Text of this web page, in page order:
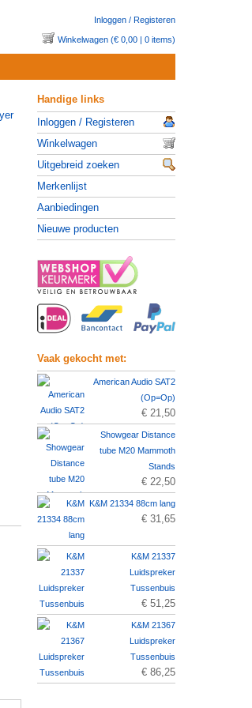
Inloggen / Registeren
Winkelwagen (€ 0,00 | 0 items)
Handige links
Inloggen / Registeren
Winkelwagen
Uitgebreid zoeken
Merkenlijst
Aanbiedingen
Nieuwe producten
Vaak gekocht met:
American Audio SAT2
(Op=Op)
€ 21,50
Showgear Distance
tube M20 Mammoth
Stands
€ 22,50
K&M 21334 88cm lang
€ 31,65
K&M 21337
Luidspreker
Tussenbuis
€ 51,25
K&M 21367
Luidspreker
Tussenbuis
€ 86,25